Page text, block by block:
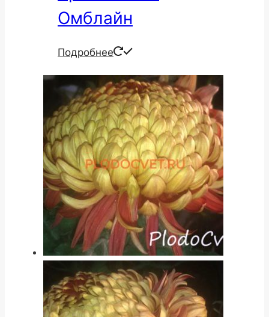
Омблайн
Подробнее